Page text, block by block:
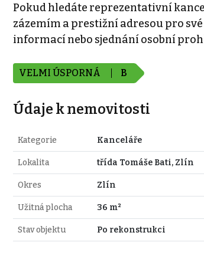
Pokud hledáte reprezentativní
zázemím a prestižní adresou pro
informací nebo sjednání osobní
VELMI ÚSPORNÁ B
Údaje k nemovitosti
Kategorie Kanceláře
Lokalita třída Tomáše Bati, Zlín
Okres Zlín
Užitná plocha 36 m²
Stav objektu Po rekonstrukci